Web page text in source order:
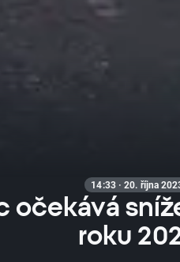
14:33 · 20. října
očekává
roku